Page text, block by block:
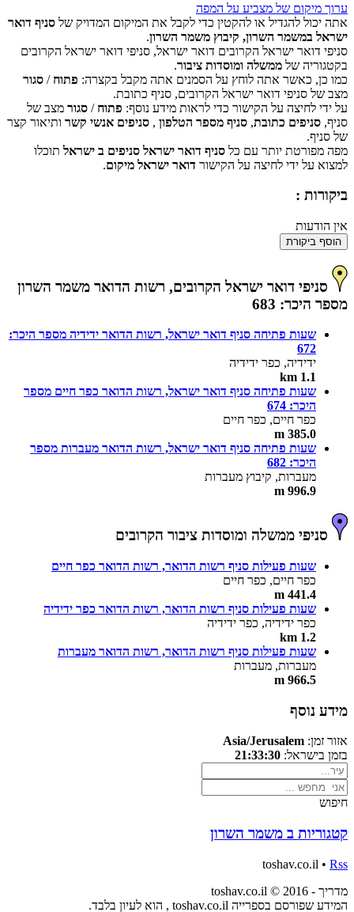
‏דף זה לא יכול לטעון את מפות Google כראוי.
האם האתר הזה בבעלותך? אישור
ערוך מיקום של מצביע על המפה
אתה יכול להגדיל או להקטין כדי לקבל את המיקום המדויק של סניף דואר
ישראל במשמר השרון, קיבוץ משמר השרון.
סניפי דואר ישראל הקרובים דואר ישראל, סניפי דואר ישראל הקרובים
בקטגוריה של ממשלה ומוסדות ציבור.
כמו כן, כאשר אתה לוחץ על הסמנים אתה מקבל בקצרה: פתוח / סגור
מצב של סניפי דואר ישראל הקרובים, סניף כתובת.
על ידי לחיצה על הקישור כדי לראות מידע נוסף: פתוח / סגור מצב של
סניף, סניפים כתובת, סניף מספר הטלפון , סניפים אנשי קשר ותיאור קצר
של סניף.
מפה מפורטת יותר עם כל סניף דואר ישראל סניפים ב ישראל תוכלו
למצוא על ידי לחיצה על הקישור דואר ישראל מיקום.
ביקורות :
אין הודעות
הוסף ביקורת
סניפי דואר ישראל הקרובים, רשות הדואר משמר השרון
מספר היכר: 683
שעות פתיחה סניף דואר ישראל, רשות הדואר ידידיה מספר היכר:
672
ידידיה, כפר ידידיה
1.1 km
שעות פתיחה סניף דואר ישראל, רשות הדואר כפר חיים מספר
היכר: 674
כפר חיים, כפר חיים
385.0 m
שעות פתיחה סניף דואר ישראל, רשות הדואר מעברות מספר
היכר: 682
מעברות, קיבוץ מעברות
996.9 m
סניפי ממשלה ומוסדות ציבור הקרובים
שעות פעילות סניף רשות הדואר, רשות הדואר כפר חיים
כפר חיים, כפר חיים
441.4 m
שעות פעילות סניף רשות הדואר, רשות הדואר כפר ידידיה
כפר ידידיה, כפר ידידיה
1.2 km
שעות פעילות סניף רשות הדואר, רשות הדואר מעברות
מעברות, מעברות
966.5 m
מידע נוסף
אזור זמן: Asia/Jerusalem
בזמן בישראל: 21:33:30
חיפוש
קטגוריות ב משמר השרון
toshav.co.il • Rss
מדריך - toshav.co.il © 2016
המידע שפורסם בספרייה toshav.co.il , הוא לעיון בלבד.